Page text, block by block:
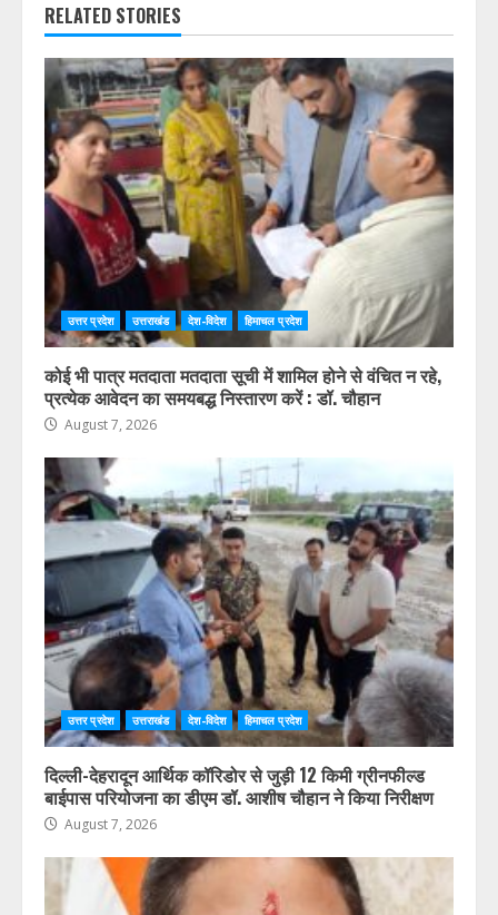
RELATED STORIES
उत्तर प्रदेश उत्तराखंड देश-विदेश हिमाचल प्रदेश
कोई भी पात्र मतदाता मतदाता सूची में शामिल होने से वंचित न रहे,
प्रत्येक आवेदन का समयबद्ध निस्तारण करें : डॉ. चौहान
August 7, 2026
उत्तर प्रदेश उत्तराखंड देश-विदेश हिमाचल प्रदेश
दिल्ली-देहरादून आर्थिक कॉरिडोर से जुड़ी 12 किमी ग्रीनफील्ड
बाईपास परियोजना का डीएम डॉ. आशीष चौहान ने किया निरीक्षण
August 7, 2026